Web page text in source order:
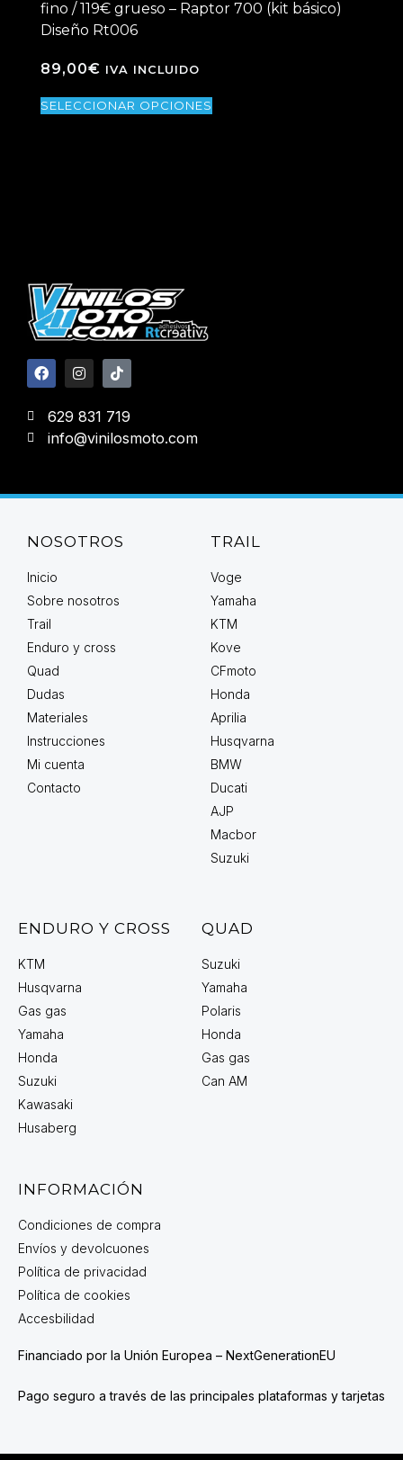
fino / 119€ grueso – Raptor 700 (kit básico)
Diseño Rt006
89,00€ IVA INCLUIDO
SELECCIONAR OPCIONES
629 831 719
info@vinilosmoto.com
NOSOTROS
Inicio
Sobre nosotros
Trail
Enduro y cross
Quad
Dudas
Materiales
Instrucciones
Mi cuenta
Contacto
TRAIL
Voge
Yamaha
KTM
Kove
CFmoto
Honda
Aprilia
Husqvarna
BMW
Ducati
AJP
Macbor
Suzuki
ENDURO Y CROSS
KTM
Husqvarna
Gas gas
Yamaha
Honda
Suzuki
Kawasaki
Husaberg
QUAD
Suzuki
Yamaha
Polaris
Honda
Gas gas
Can AM
INFORMACIÓN
Condiciones de compra
Envíos y devolcuones
Política de privacidad
Política de cookies
Accesbilidad
Financiado por la Unión Europea – NextGenerationEU
Pago seguro a través de las principales plataformas y tarjetas